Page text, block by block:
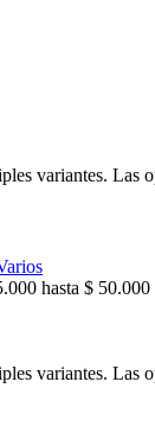
variantes. Las
hasta $ 50.000
variantes. Las